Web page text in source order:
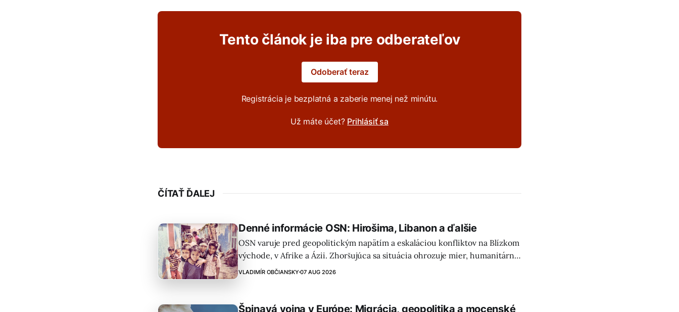
Tento článok je iba pre odberateľov
Odoberať teraz
Registrácia je bezplatná a zaberie menej než minútu.
Už máte účet? Prihlásiť sa
ČÍTAŤ ĎALEJ
Denné informácie OSN: Hirošima, Libanon a ďalšie
OSN varuje pred geopolitickým napätím a eskaláciou konfliktov na Blízkom
východe, v Afrike a Ázii. Zhoršujúca sa situácia ohrozuje mier, humanitárnu
pomoc a potravinovú bezpečnosť.
VLADIMÍR OBČIANSKY 07 AUG 2026
Špinavá vojna v Európe: Migrácia, geopolitika a mocenské